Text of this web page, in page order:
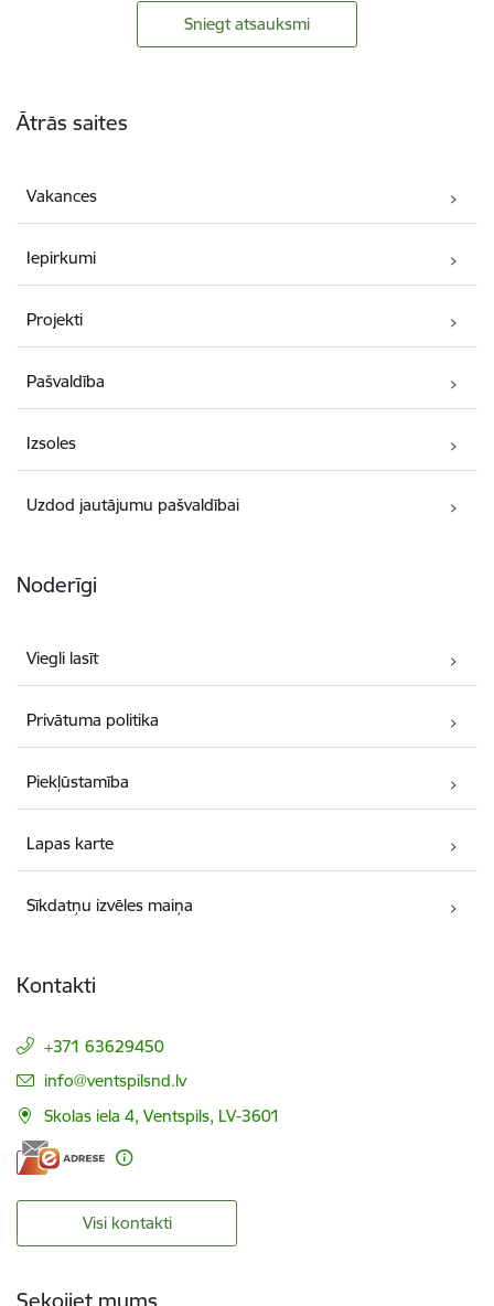
Sniegt atsauksmi
Ātrās saites
Vakances
Iepirkumi
Projekti
Pašvaldība
Izsoles
Uzdod jautājumu pašvaldībai
Noderīgi
Viegli lasīt
Privātuma politika
Piekļūstamība
Lapas karte
Sīkdatņu izvēles maiņa
Kontakti
+371 63629450
E-pasts:
info@ventspilsnd.lv
Skolas iela 4, Ventspils, LV-3601
Visi kontakti
Sekojiet mums